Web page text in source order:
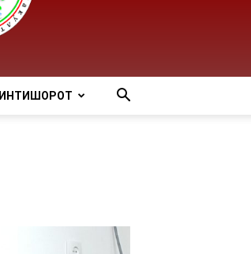
ИНТИШОРОТ